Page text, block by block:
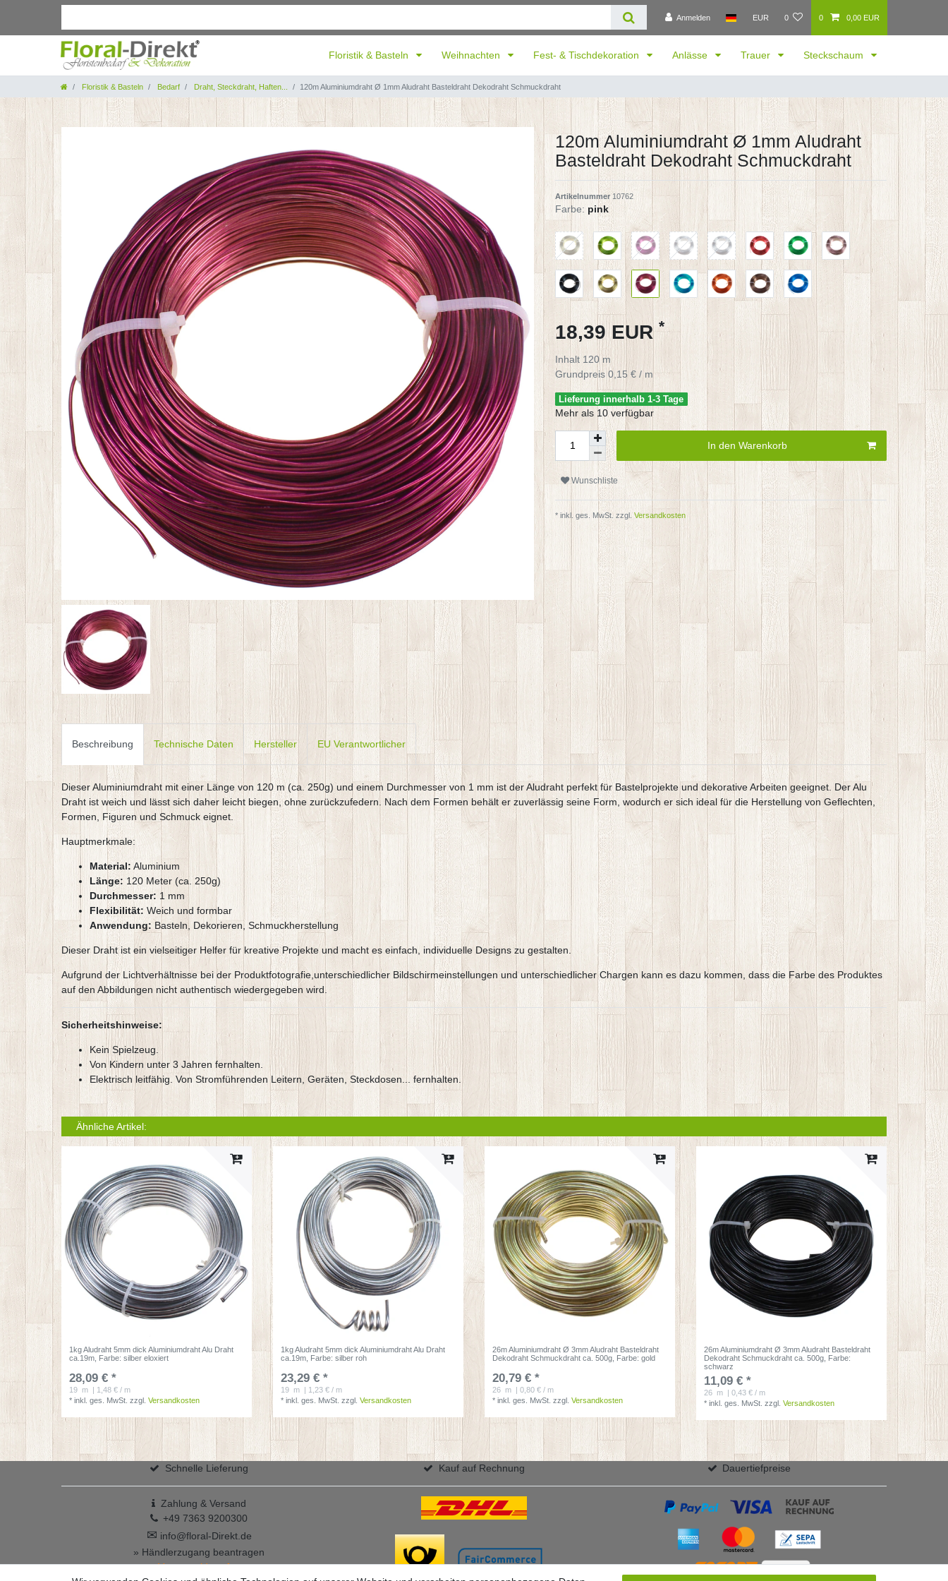
Anmelden EUR 0 0 0,00 EUR
Floristik & Basteln Weihnachten Fest- & Tischdekoration Anlässe Trauer Steckschaum
Floristik & Basteln Bedarf Draht, Steckdraht, Haften... 120m Aluminiumdraht Ø 1mm Aludraht Basteldraht Dekodraht Schmuckdraht
120m Aluminiumdraht Ø 1mm Aludraht
Basteldraht Dekodraht Schmuckdraht
Artikelnummer10762
Farbe: pink
18,39 EUR*
Inhalt 120 m
Grundpreis 0,15 € / m
Lieferung innerhalb 1-3 Tage
Mehr als 10 verfügbar
In den Warenkorb
Wunschliste
* inkl. ges. MwSt. zzgl. Versandkosten
Beschreibung Technische Daten Hersteller EU Verantwortlicher
Dieser Aluminiumdraht mit einer Länge von 120 m (ca. 250g) und einem Durchmesser von 1 mm ist der Aludraht perfekt für Bastelprojekte und dekorative Arbeiten geeignet. Der Alu
Draht ist weich und lässt sich daher leicht biegen, ohne zurückzufedern. Nach dem Formen behält er zuverlässig seine Form, wodurch er sich ideal für die Herstellung von Geflechten,
Formen, Figuren und Schmuck eignet.
Hauptmerkmale:
Material: Aluminium
Länge: 120 Meter (ca. 250g)
Durchmesser: 1 mm
Flexibilität: Weich und formbar
Anwendung: Basteln, Dekorieren, Schmuckherstellung
Dieser Draht ist ein vielseitiger Helfer für kreative Projekte und macht es einfach, individuelle Designs zu gestalten.
Aufgrund der Lichtverhältnisse bei der Produktfotografie,unterschiedlicher Bildschirmeinstellungen und unterschiedlicher Chargen kann es dazu kommen, dass die Farbe des Produktes
auf den Abbildungen nicht authentisch wiedergegeben wird.
Sicherheitshinweise:
Kein Spielzeug.
Von Kindern unter 3 Jahren fernhalten.
Elektrisch leitfähig. Von Stromführenden Leitern, Geräten, Steckdosen... fernhalten.
Ähnliche Artikel:
1kg Aludraht 5mm dick Aluminiumdraht Alu Draht
ca.19m , Farbe: silber eloxiert
28,09 € *
19 m | 1,48 € / m
*inkl. ges. MwSt. zzgl.Versandkosten
1kg Aludraht 5mm dick Aluminiumdraht Alu Draht
ca.19m , Farbe: silber roh
23,29 € *
19 m | 1,23 € / m
*inkl. ges. MwSt. zzgl.Versandkosten
26m Aluminiumdraht Ø 3mm Aludraht Basteldraht
Dekodraht Schmuckdraht ca. 500g , Farbe: gold
20,79 € *
26 m | 0,80 € / m
*inkl. ges. MwSt. zzgl.Versandkosten
26m Aluminiumdraht Ø 3mm Aludraht Basteldraht
Dekodraht Schmuckdraht ca. 500g , Farbe:
schwarz
11,09 € *
26 m | 0,43 € / m
*inkl. ges. MwSt. zzgl.Versandkosten
Schnelle Lieferung Kauf auf Rechnung Dauertiefpreise
Zahlung & Versand
+49 7363 9200300
✉ info@floral-Direkt.de
» Händlerzugang beantragen
Vertrag widerrufen